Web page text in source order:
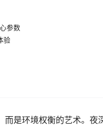
参数
验
是环境权衡的艺术。夜